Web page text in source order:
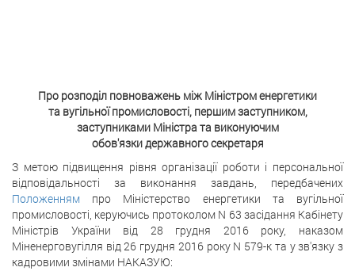
Про розподіл повноважень між Міністром енергетики
та вугільної промисловості, першим заступником,
заступниками Міністра та виконуючим
обов'язки державного секретаря
З метою підвищення рівня організації роботи і персональної
відповідальності за виконання завдань, передбачених
Положенням про Міністерство енергетики та вугільної
промисловості, керуючись протоколом N 63 засідання Кабінету
Міністрів України від 28 грудня 2016 року, наказом
Міненерговугілля від 26 грудня 2016 року N 579-к та у зв'язку з
кадровими змінами НАКАЗУЮ: